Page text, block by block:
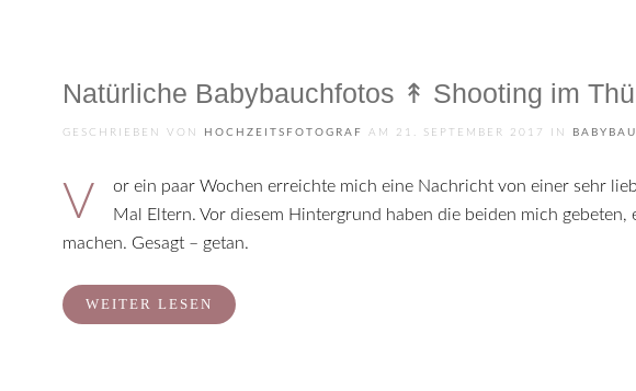
Natürliche Babybauchfotos ↟ Shooting im
GESCHRIEBEN VON HOCHZEITSFOTOGRAF AM 21. SEPTEMBER 2017 IN
Vor ein paar Wochen erreichte mich eine Nachricht von einer sehr lieben Fotografin aus der Nähe von Hildburghausen. Sindy und ihr Freund Felix werden bald zum ersten Mal Eltern. Vor diesem Hintergrund haben die beiden mich gebeten,
machen. Gesagt – getan.
WEITER LESEN